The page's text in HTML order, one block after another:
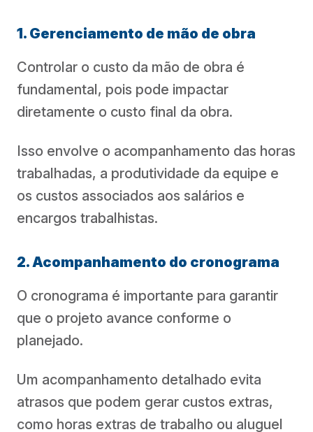
1. Gerenciamento de mão de obra
Controlar o custo da mão de obra é
fundamental, pois pode impactar
diretamente o custo final da obra.
Isso envolve o acompanhamento das horas
trabalhadas, a produtividade da equipe e
os custos associados aos salários e
encargos trabalhistas.
2. Acompanhamento do cronograma
O cronograma é importante para garantir
que o projeto avance conforme o
planejado.
Um acompanhamento detalhado evita
atrasos que podem gerar custos extras,
como horas extras de trabalho ou aluguel